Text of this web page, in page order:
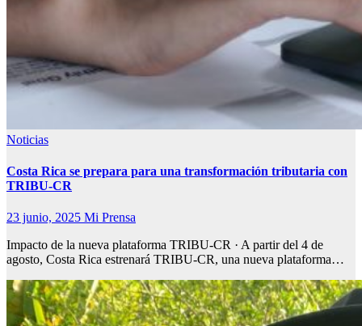
Noticias
Costa Rica se prepara para una transformación tributaria con
TRIBU-CR
23 junio, 2025 Mi Prensa
Impacto de la nueva plataforma TRIBU-CR · A partir del 4 de
agosto, Costa Rica estrenará TRIBU-CR, una nueva plataforma…